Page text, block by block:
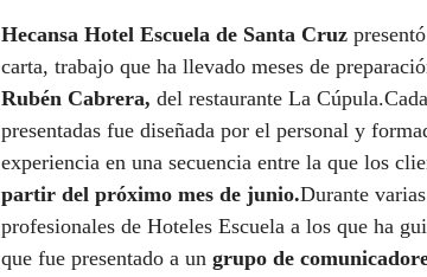
Hecansa Hotel Escuela de Santa Cruz
carta, trabajo que ha llevado meses de
Rubén Cabrera, del restaurante La
presentadas fue diseñada por el personal y
experiencia en una secuencia entre la que los
partir del próximo mes de junio.Durante
profesionales de Hoteles Escuela a los que ha
que fue presentado a un grupo de